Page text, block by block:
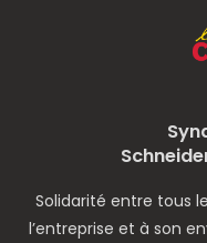
Solidarité entre tous
l’entreprise et à son